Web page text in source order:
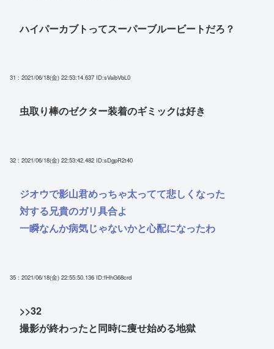
ハイパーカブトってスーパーブルービートだろ？
31 : 2021/06/18(金) 22:53:14.637 ID:sVaibVbL0
虫取り棒のゼクター装着のギミックは好き
32 : 2021/06/18(金) 22:53:42.482 ID:sDgpR2t40
ジオウで影山君めっちゃ太ってて悲しくなった
対する兄貴のガリ具合よ
一瞬なんか病気じゃないかと心配になったわ
35 : 2021/06/18(金) 22:55:50.136 ID:fHhG68crd
>>32
撮影が終わったと同時に痩せ始める地獄